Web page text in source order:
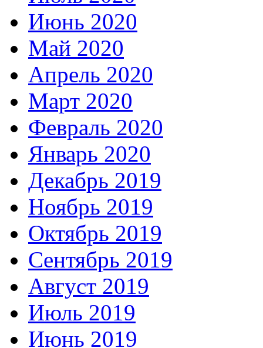
Июнь 2020
Май 2020
Апрель 2020
Март 2020
Февраль 2020
Январь 2020
Декабрь 2019
Ноябрь 2019
Октябрь 2019
Сентябрь 2019
Август 2019
Июль 2019
Июнь 2019